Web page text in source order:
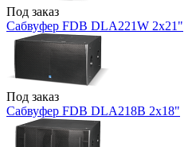
Под заказ
Сабвуфер FDB DLA221W 2x21"
Под заказ
Сабвуфер FDB DLA218B 2x18"